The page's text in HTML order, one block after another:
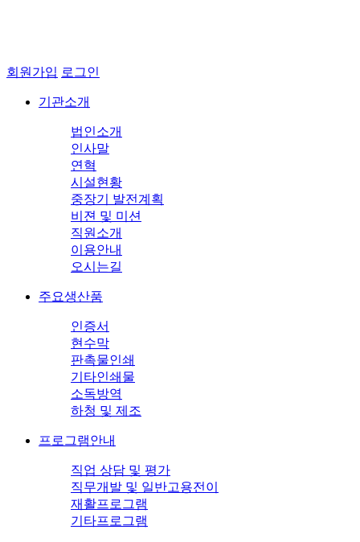
회원가입 로그인
기관소개
법인소개
인사말
연혁
시설현황
중장기 발전계획
비젼 및 미션
직원소개
이용안내
오시는길
주요생산품
인증서
현수막
판촉물인쇄
기타인쇄물
소독방역
하청 및 제조
프로그램안내
직업 상담 및 평가
직무개발 및 일반고용전이
재활프로그램
기타프로그램